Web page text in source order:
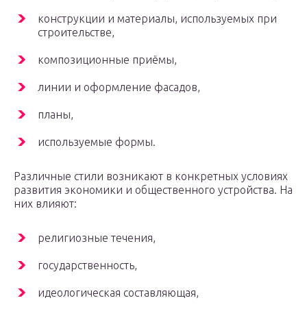
конструкции и материалы, используемых при
строительстве,
композиционные приёмы,
линии и оформление фасадов,
планы,
используемые формы.
Различные стили возникают в конкретных условиях
развития экономики и общественного устройства. На
них влияют:
религиозные течения,
государственность,
идеологическая составляющая,